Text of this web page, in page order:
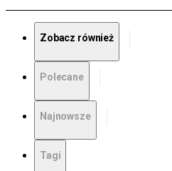
Zobacz również
Polecane
Najnowsze
Tagi